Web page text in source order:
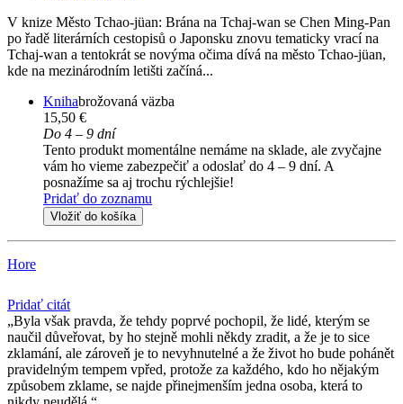
V knize Město Tchao-jüan: Brána na Tchaj-wan se Chen Ming-Pan
po řadě literárních cestopisů o Japonsku znovu tematicky vrací na
Tchaj-wan a tentokrát se novýma očima dívá na město Tchao-jüan,
kde na mezinárodním letišti začíná...
Knihabrožovaná väzba
15,50 €
Do 4 – 9 dní
Tento produkt momentálne nemáme na sklade, ale zvyčajne
vám ho vieme zabezpečiť a odoslať do 4 – 9 dní. A
posnažíme sa aj trochu rýchlejšie!
Pridať do zoznamu
Vložiť do košíka
Hore
Pridať citát
Byla však pravda, že tehdy poprvé pochopil, že lidé, kterým se
naučil důveřovat, by ho stejně mohli někdy zradit, a že je to sice
zklamání, ale zároveň je to nevyhnutelné a že život ho bude pohánět
pravidelným tempem vpřed, protože za každého, kdo ho nějakým
způsobem zklame, se najde přinejmenším jedna osoba, která to